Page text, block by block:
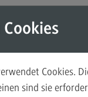
Modul-O-
Cookies.
sind sie